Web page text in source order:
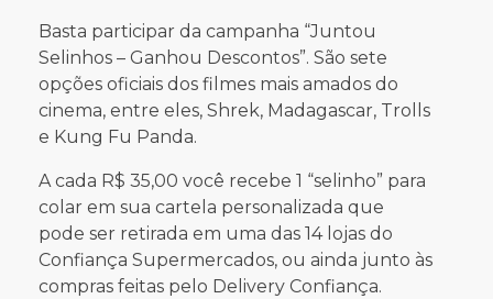
Basta participar da campanha “Juntou
Selinhos – Ganhou Descontos”. São sete
opções oficiais dos filmes mais amados do
cinema, entre eles, Shrek, Madagascar, Trolls
e Kung Fu Panda.
A cada R$ 35,00 você recebe 1 “selinho” para
colar em sua cartela personalizada que
pode ser retirada em uma das 14 lojas do
Confiança Supermercados, ou ainda junto às
compras feitas pelo Delivery Confiança.